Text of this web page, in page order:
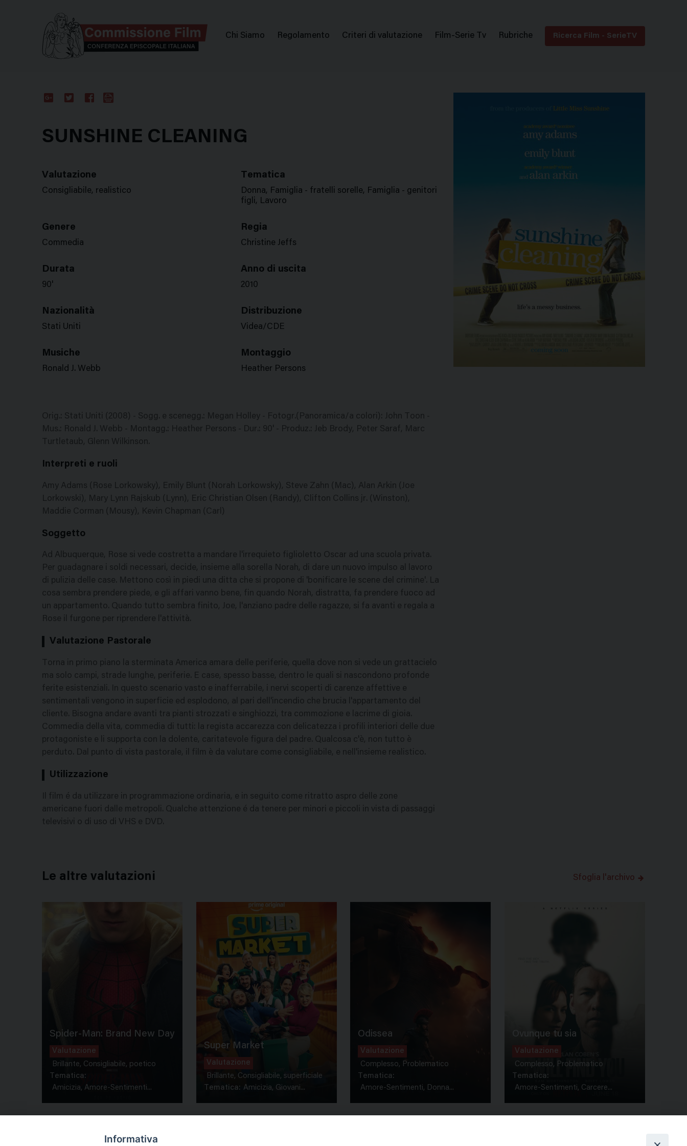
Menu
Chi Siamo Regolamento Criteri di valutazione Film-Serie Tv Rubriche Ricerca Film - SerieTV
SUNSHINE CLEANING
Valutazione
Consigliabile, realistico
Tematica
Donna, Famiglia - fratelli sorelle, Famiglia - genitori
figli, Lavoro
Genere
Commedia
Regia
Christine Jeffs
Durata
90'
Anno di uscita
2010
Nazionalità
Stati Uniti
Distribuzione
Videa/CDE
Musiche
Ronald J. Webb
Montaggio
Heather Persons
Orig.: Stati Uniti (2008) - Sogg. e scenegg.: Megan Holley - Fotogr.(Panoramica/a colori): John Toon -
Mus.: Ronald J. Webb - Montagg.: Heather Persons - Dur.: 90' - Produz.: Jeb Brody, Peter Saraf, Marc
Turtletaub, Glenn Wilkinson.
Interpreti e ruoli
Amy Adams (Rose Lorkowsky), Emily Blunt (Norah Lorkowsky), Steve Zahn (Mac), Alan Arkin (Joe
Lorkowski), Mary Lynn Rajskub (Lynn), Eric Christian Olsen (Randy), Clifton Collins jr. (Winston),
Maddie Corman (Mousy), Kevin Chapman (Carl)
Soggetto
Ad Albuquerque, Rose si vede costretta a mandare l'irrequieto figlioletto Oscar ad una scuola privata.
Per guadagnare i soldi necessari, decide, insieme alla sorella Norah, di dare un nuovo impulso al lavoro
di pulizia delle case. Mettono così in piedi una ditta che si propone di 'bonificare le scene del crimine'. La
cosa sembra prendere piede, e gli affari vanno bene, fin quando Norah, distratta, fa prendere fuoco ad
un appartamento. Quando tutto sembra finito, Joe, l'anziano padre delle ragazze, si fa avanti e regala a
Rose il furgone per riprendere l'attività.
Valutazione Pastorale
Torna in primo piano la sterminata America amara delle periferie, quella dove non si vede un grattacielo
ma solo campi, strade lunghe, periferie. E case, spesso basse, dentro le quali si nascondono profonde
ferite esistenziali. In questo scenario vasto e inafferrabile, i nervi scoperti di carenze affettive e
sentimentali vengono in superficie ed esplodono, al pari dell'incendio che brucia l'appartamento del
cliente. Bisogna andare avanti tra pianti strozzati e singhiozzi, tra commozione e lacrime di gioia.
Commedia della vita, commedia di tutti: la regista accarezza con delicatezza i profili interiori delle due
protagoniste e li supporta con la dolente, caritatevole figura del padre. Qualcosa c'è, non tutto è
perduto. Dal punto di vista pastorale, il film è da valutare come consigliabile, e nell'insieme realistico.
Utilizzazione
Il film é da utilizzare in programmazione ordinaria, e in seguito come ritratto aspro delle zone
americane fuori dalle metropoli. Qualche attenzione é da tenere per minori e piccoli in vista di passaggi
televisivi o di uso di VHS e DVD.
Le altre valutazioni Sfoglia l'archivo
Spider-Man: Brand New Day
Valutazione
Brillante, Consigliabile, poetico
Tematica:
Amicizia, Amore-Sentimenti...
Super Market
Valutazione
Brillante, Consigliabile, superficiale
Tematica: Amicizia, Giovani...
Odissea
Valutazione
Complesso, Problematico
Tematica:
Amore-Sentimenti, Donna...
Ovunque tu sia
Valutazione
Complesso, Problematico
Tematica:
Amore-Sentimenti, Carcere...
Informativa